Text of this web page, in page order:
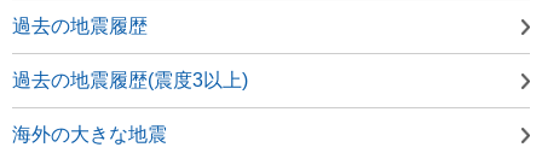
過去の地震履歴
過去の地震履歴(震度3以上)
海外の大きな地震